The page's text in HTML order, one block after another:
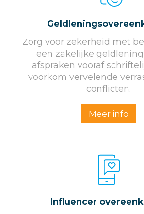
Zorg voor zekerheid met
een zakelijke
afspraken vooraf
voorkom vervelende
conflicten.
Meer info
Influencer